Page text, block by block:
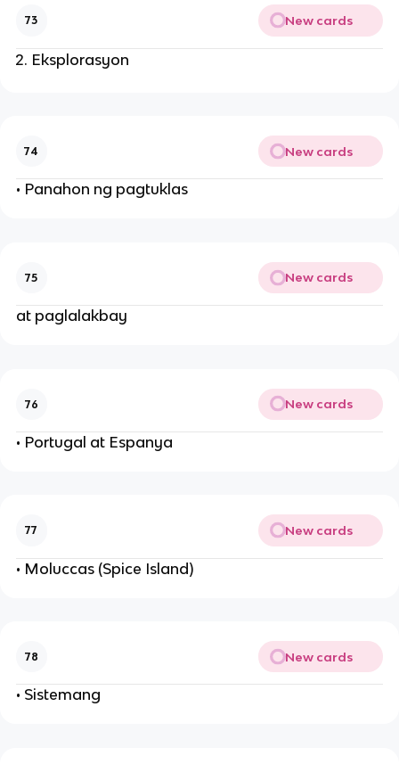
73 New cards
Eksplorasyon
74 New cards
• Panahon ng pagtuklas
75 New cards
at paglalakbay
76 New cards
• Portugal at Espanya
77 New cards
• Moluccas (Spice Island)
78 New cards
• Sistemang